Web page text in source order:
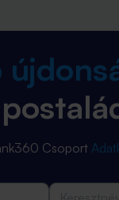
Csoport